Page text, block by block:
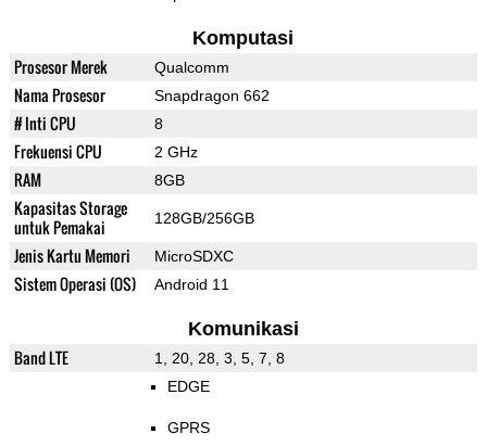
Komputasi
Prosesor Merek Qualcomm
Nama Prosesor Snapdragon 662
# Inti CPU 8
Frekuensi CPU 2 GHz
RAM 8GB
Kapasitas Storage
untuk Pemakai
128GB/256GB
Jenis Kartu Memori MicroSDXC
Sistem Operasi (OS) Android 11
Komunikasi
Band LTE 1, 20, 28, 3, 5, 7, 8
EDGE
GPRS